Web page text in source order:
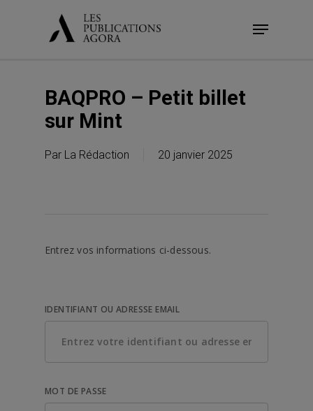
Menu
BAQPRO – Petit billet
sur Mint
Par La Rédaction 20 janvier 2025
Entrez vos informations ci-dessous.
IDENTIFIANT OU ADRESSE EMAIL
MOT DE PASSE